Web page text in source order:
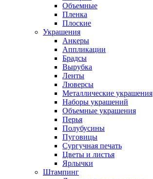
Объемные
Пленка
Плоские
Украшения
Анкеры
Аппликации
Брадсы
Вырубка
Ленты
Люверсы
Металлические украшения
Наборы украшений
Объемные украшения
Перья
Полубусины
Пуговицы
Сургучная печать
Цветы и листья
Ярлычки
Штампинг